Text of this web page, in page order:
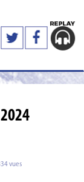
2024
vues